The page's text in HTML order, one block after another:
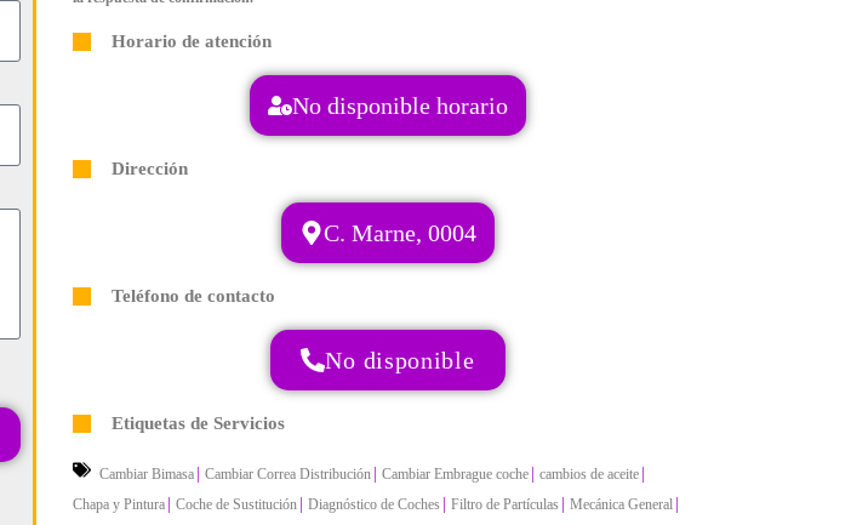
Horario de atención
No disponible horario
Dirección
C. Marne, 0004
Teléfono de contacto
No disponible
Etiquetas de Servicios
Cambiar Bimasa Cambiar Correa Distribución Cambiar Embrague coche cambios de aceite
Chapa y Pintura Coche de Sustitución Diagnóstico de Coches Filtro de Partículas Mecánica General